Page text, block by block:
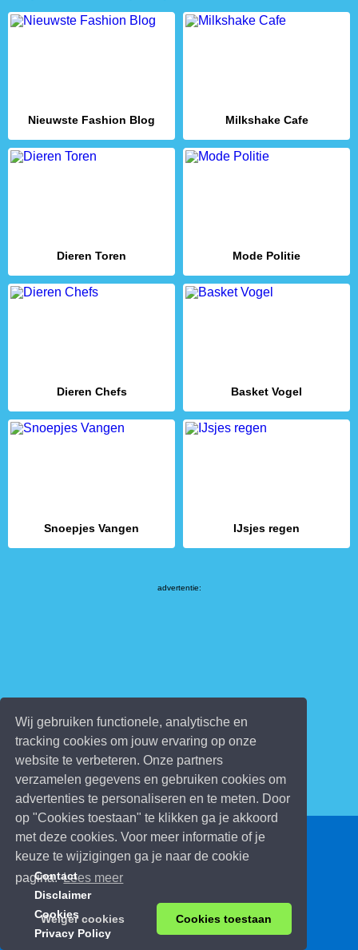
Wij gebruiken functionele, analytische en
tracking cookies om jouw ervaring op onze
website te verbeteren. Onze partners
verzamelen gegevens en gebruiken cookies om
advertenties te personaliseren en te meten. Door
op "Cookies toestaan" te klikken ga je akkoord
met deze cookies. Voor meer informatie of je
keuze te wijzigingen ga je naar de cookie
pagina.Lees meer
Weiger cookies Cookies toestaan
Nieuwste Fashion Blog Milkshake Cafe
Dieren Toren Mode Politie
Dieren Chefs Basket Vogel
Snoepjes Vangen IJsjes regen
advertentie:
© 2026 Kinderspelletjes.be
Contact
Disclaimer
Cookies
Privacy Policy